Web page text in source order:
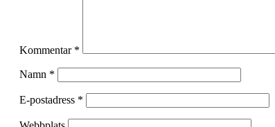
Kommentar *
Namn *
E-postadress *